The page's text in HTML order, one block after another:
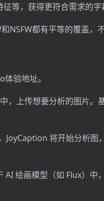
等，获得更符合需求的字
NSFW都有平等的覆盖，
验地址。
，上传想要分析的图片。
JoyCaption 将开始分析图
AI 绘画模型（如 Flux）中